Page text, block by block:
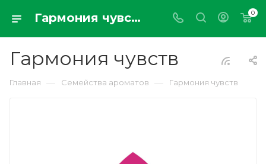
Гармония чувств 0
Гармония чувств
Главная — Семейства ароматов — Гармония чувств